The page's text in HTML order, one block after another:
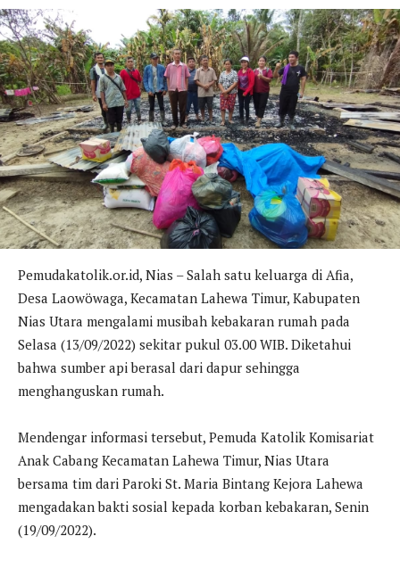
Pemudakatolik.or.id, Nias – Salah satu keluarga di Afia,
Desa Laowöwaga, Kecamatan Lahewa Timur, Kabupaten
Nias Utara mengalami musibah kebakaran rumah pada
Selasa (13/09/2022) sekitar pukul 03.00 WIB. Diketahui
bahwa sumber api berasal dari dapur sehingga
menghanguskan rumah.
Mendengar informasi tersebut, Pemuda Katolik Komisariat
Anak Cabang Kecamatan Lahewa Timur, Nias Utara
bersama tim dari Paroki St. Maria Bintang Kejora Lahewa
mengadakan bakti sosial kepada korban kebakaran, Senin
(19/09/2022).